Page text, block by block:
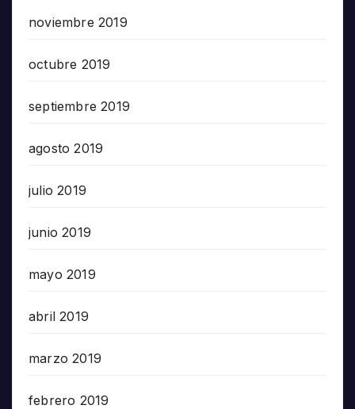
noviembre 2019
octubre 2019
septiembre 2019
agosto 2019
julio 2019
junio 2019
mayo 2019
abril 2019
marzo 2019
febrero 2019